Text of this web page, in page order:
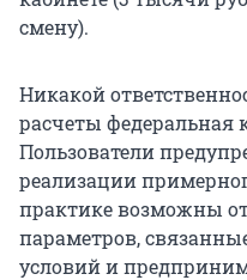
смену).
Никакой
расчеты федеральная
Пользователи
реализации
практике возможны
параметров,
условий и